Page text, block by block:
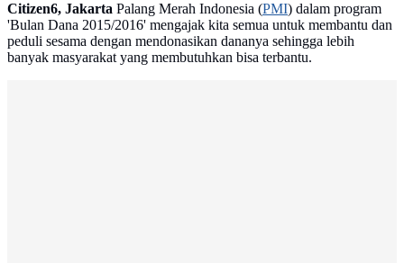
Citizen6, Jakarta Palang Merah Indonesia (PMI) dalam program
'Bulan Dana 2015/2016' mengajak kita semua untuk membantu dan
peduli sesama dengan mendonasikan dananya sehingga lebih
banyak masyarakat yang membutuhkan bisa terbantu.